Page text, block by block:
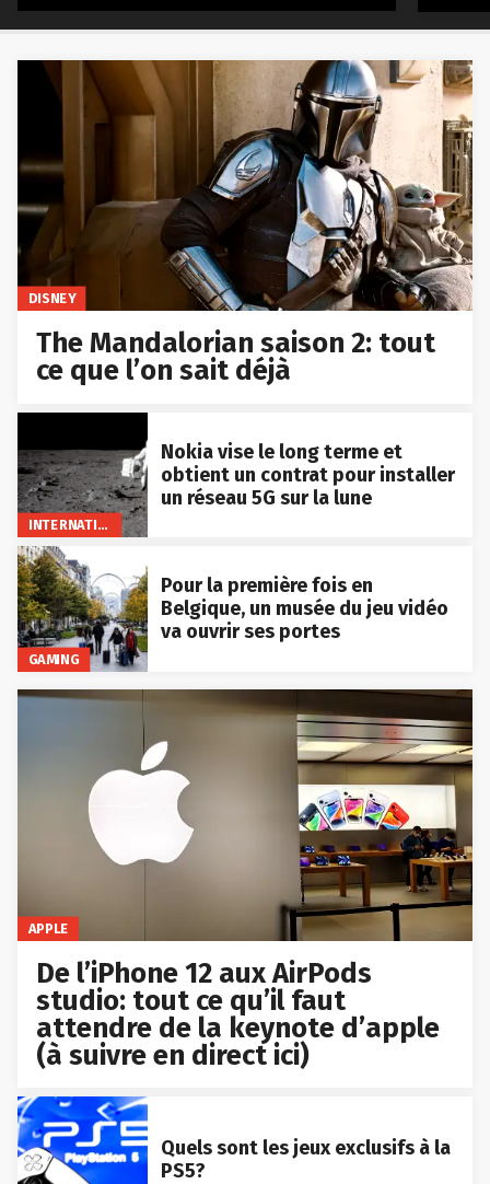
DISNEY
The Mandalorian saison 2: tout
ce que l’on sait déjà
INTERNATIONAL
Nokia vise le long terme et
obtient un contrat pour installer
un réseau 5G sur la lune
GAMING
Pour la première fois en
Belgique, un musée du jeu vidéo
va ouvrir ses portes
APPLE
De l’iPhone 12 aux AirPods
studio: tout ce qu’il faut
attendre de la keynote d’apple
(à suivre en direct ici)
Quels sont les jeux exclusifs à la
PS5?